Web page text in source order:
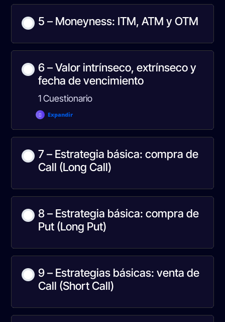
5 – Moneyness: ITM, ATM y OTM
6 – Valor intrínseco, extrínseco y
fecha de vencimiento
1 Cuestionario
Expandir
Curso 1 – test 2
7 – Estrategia básica: compra de
Call (Long Call)
8 – Estrategia básica: compra de
Put (Long Put)
9 – Estrategias básicas: venta de
Call (Short Call)